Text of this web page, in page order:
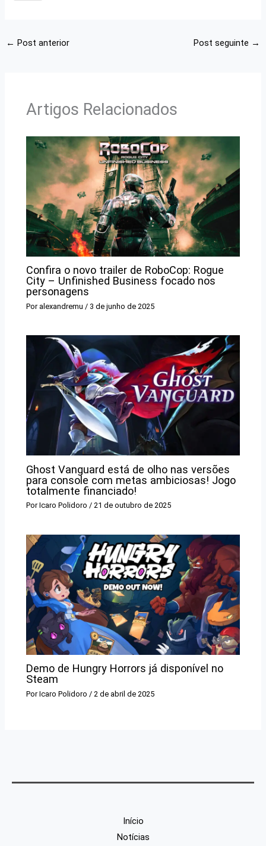
← Post anterior Post seguinte →
Artigos Relacionados
Confira o novo trailer de RoboCop: Rogue
City – Unfinished Business focado nos
personagens
Por alexandremu / 3 de junho de 2025
Ghost Vanguard está de olho nas versões
para console com metas ambiciosas! Jogo
totalmente financiado!
PorIcaro Polidoro/21 de outubro de 2025
Demo de Hungry Horrors já disponível no
Steam
PorIcaro Polidoro / 2 de abril de 2025
Início
Notícias